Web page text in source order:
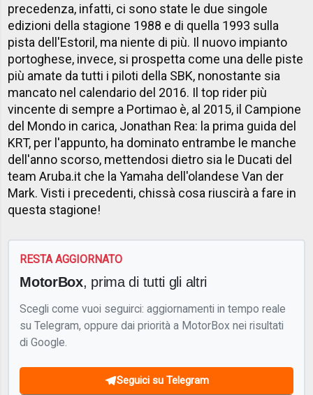
precedenza, infatti, ci sono state le due singole
edizioni della stagione 1988 e di quella 1993 sulla
pista dell'Estoril, ma niente di più. Il nuovo impianto
portoghese, invece, si prospetta come una delle piste
più amate da tutti i piloti della SBK, nonostante sia
mancato nel calendario del 2016. Il top rider più
vincente di sempre a Portimao è, al 2015, il Campione
del Mondo in carica, Jonathan Rea: la prima guida del
KRT, per l'appunto, ha dominato entrambe le manche
dell'anno scorso, mettendosi dietro sia le Ducati del
team Aruba.it che la Yamaha dell'olandese Van der
Mark. Visti i precedenti, chissà cosa riuscirà a fare in
questa stagione!
RESTA AGGIORNATO
MotorBox, prima di tutti gli altri
Scegli come vuoi seguirci: aggiornamenti in tempo reale
su Telegram, oppure dai priorità a MotorBox nei risultati
di Google.
Seguici su Telegram